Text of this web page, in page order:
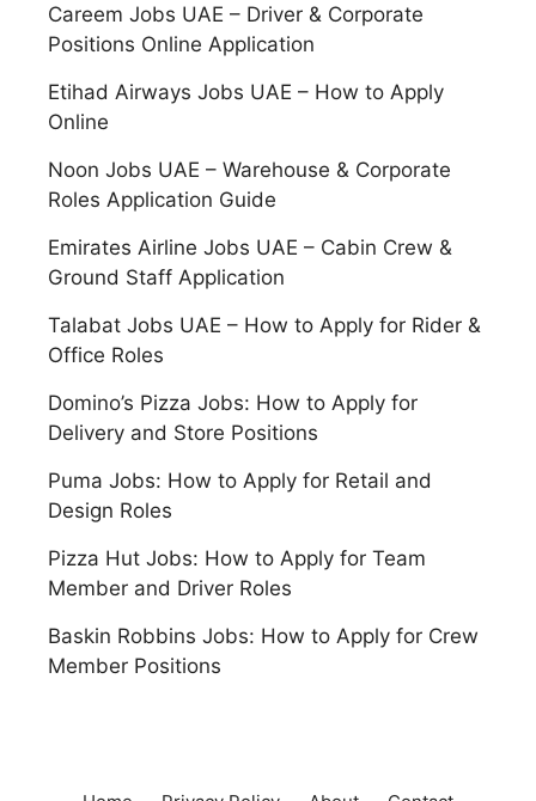
Careem Jobs UAE – Driver & Corporate
Positions Online Application
Etihad Airways Jobs UAE – How to Apply
Online
Noon Jobs UAE – Warehouse & Corporate
Roles Application Guide
Emirates Airline Jobs UAE – Cabin Crew &
Ground Staff Application
Talabat Jobs UAE – How to Apply for Rider &
Office Roles
Domino’s Pizza Jobs: How to Apply for
Delivery and Store Positions
Puma Jobs: How to Apply for Retail and
Design Roles
Pizza Hut Jobs: How to Apply for Team
Member and Driver Roles
Baskin Robbins Jobs: How to Apply for Crew
Member Positions